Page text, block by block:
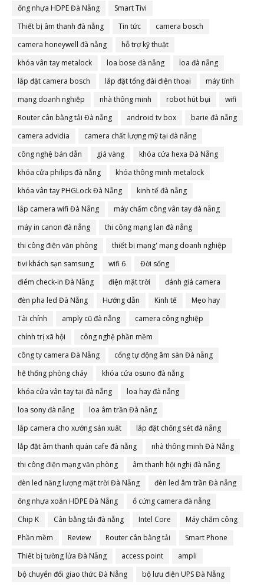
ống nhựa HDPE Đà Nẵng
Smart Tivi
Thiết bị âm thanh đà nẵng
Tin tức
camera bosch
camera honeywell đà nẵng
hỗ trợ kỹ thuật
khóa vân tay metalock
loa bose đà nẵng
loa đà nẵng
lắp đặt camera bosch
lắp đặt tổng đài điện thoại
máy tính
mạng doanh nghiệp
nhà thông minh robot hút bụi
wifi
Router cân bằng tải Đà nẵng
android tv box
barie đà nẵng
camera advidia
camera chất lượng mỹ tại đà nẵng
công nghệ bán dẫn
giá vàng
khóa cửa hexa Đà Nẵng
khóa cửa philips đà nẵng
khóa thông minh metalock
khóa vân tay PHGLock Đà Nẵng
kinh tế đà nẵng
lắp camera wifi Đà Nẵng
máy chấm công vân tay đà nẵng
máy in canon đà nẵng
thi công mạng lan đà nẵng
thi công điện văn phòng
thiết bị mạng' mạng doanh nghiệp
tivi khách sạn samsung
wifi 6
Đời sống
điểm check-in Đà Nẵng
điện mặt trời
đánh giá camera
đèn pha led Đà Nẵng
Hướng dẫn Kinh tế
Mẹo hay
Tài chính
amply cũ đà nẵng
camera công nghiệp
chính trị xã hội
công nghệ phần mềm
công ty camera Đà Nẵng
cổng tự động âm sàn Đà nẵng
hệ thống phòng cháy
khóa cửa osuno đà nẵng
khóa cửa vân tay tại đà nẵng
loa hay đà nẵng
loa sony đà nẵng
loa âm trần Đà nẵng
lắp camera cho xưởng sản xuất
lắp đặt chống sét đà nẵng
lắp đặt âm thanh quán cafe đà nẵng
nhà thông minh Đà Nẵng
thi công điện mạng văn phòng
âm thanh hội nghị đà nẵng
đèn led năng lượng mặt trời Đà Nẵng
đèn led âm trần Đà nẵng
ống nhựa xoắn HDPE Đà Nẵng
ổ cứng camera đà nẵng
Chip K
Cân bằng tải đà nẵng Intel Core
Máy chấm công
Phần mềm
Review Router cân bằng tải
Smart Phone
Thiết bị tường lửa Đà Nẵng
access point
ampli
bộ chuyển đổi giao thức Đà Nẵng
bộ lưu điện UPS Đà Nẵng